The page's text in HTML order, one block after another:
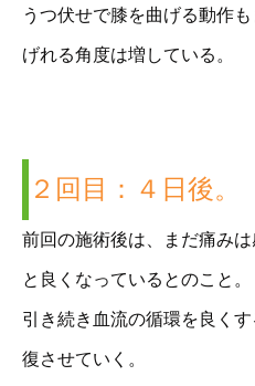
うつ伏せで膝を曲げる動作
げれる角度は増している。
２回目：４日後。
前回の施術後は、まだ痛み
と良くなっているとのこと。
引き続き血流の循環を良く
復させていく。